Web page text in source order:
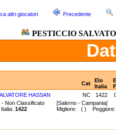
altri giocatori Precedente
PESTICCIO
Cat
Elo
Italia
HASSAN
NC 1422
- Non Classificato [Salerno - Campania]
1422 Migliore: ( )